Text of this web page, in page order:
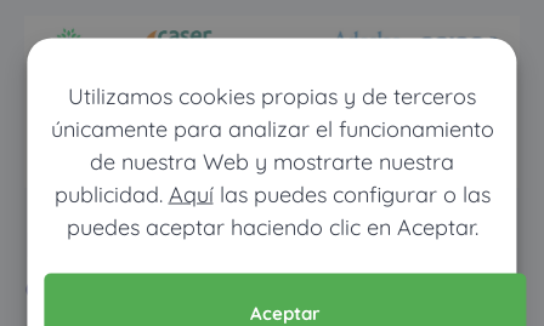
Utilizamos cookies propias y de terceros
únicamente para analizar el funcionamiento
de nuestra Web y mostrarte nuestra
publicidad. Aquílas puedes configurar o las
puedes aceptar haciendo clic en Aceptar.
Aceptar
Pon tus datos y descubre
cuánto dinero ahorrarías